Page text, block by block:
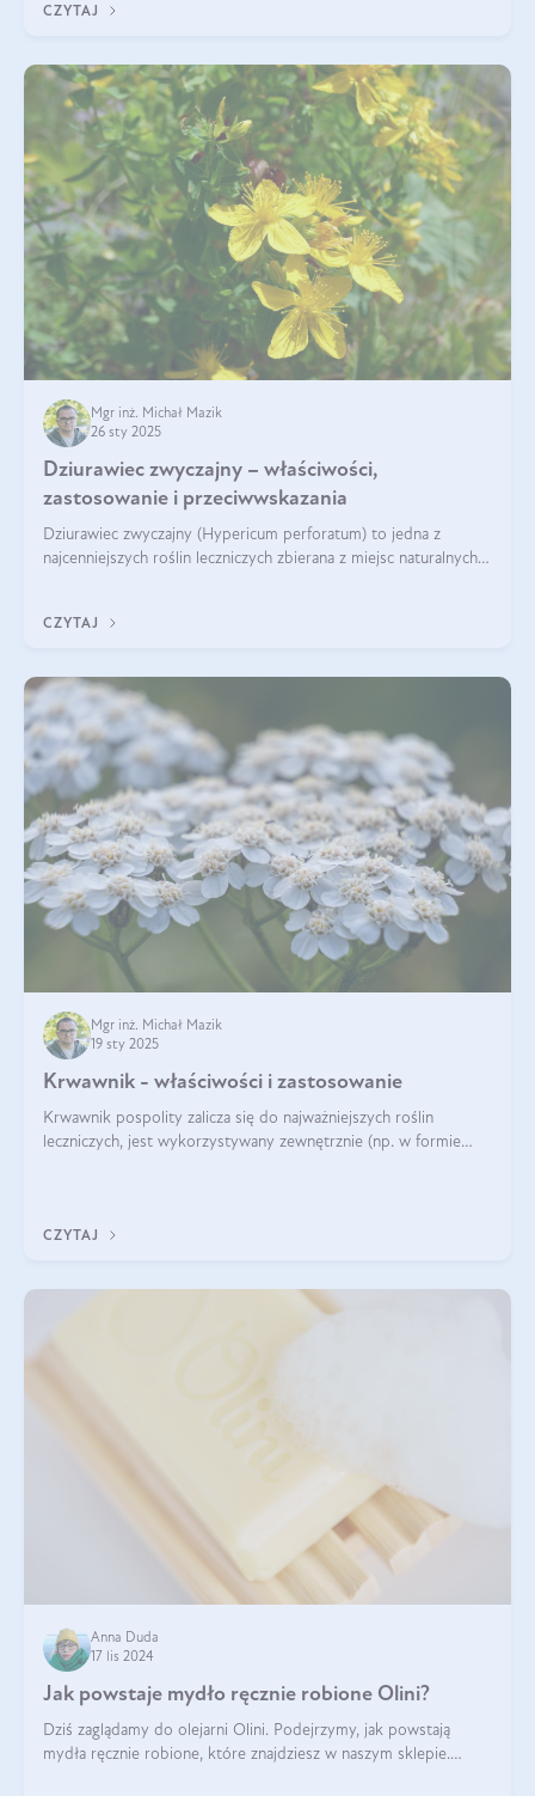
CZYTAJ
Mgr inż. Michał Mazik
26 sty 2025
Dziurawiec zwyczajny – właściwości,
zastosowanie i przeciwwskazania
Dziurawiec zwyczajny (Hypericum perforatum) to jedna z
najcenniejszych roślin leczniczych zbierana z miejsc naturalnych i
CZYTAJ
Mgr inż. Michał Mazik
19 sty 2025
Krwawnik - właściwości i zastosowanie
Krwawnik pospolity zalicza się do najważniejszych roślin
leczniczych, jest wykorzystywany zewnętrznie (np. w formie
CZYTAJ
Anna Duda
17 lis 2024
Jak powstaje mydło ręcznie robione Olini?
Dziś zaglądamy do olejarni Olini. Podejrzymy, jak powstają
mydła ręcznie robione, które znajdziesz w naszym sklepie.